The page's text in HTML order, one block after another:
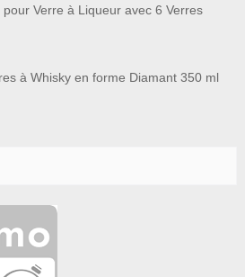
pour Verre à Liqueur avec 6 Verres
à Whisky en forme Diamant 350 ml